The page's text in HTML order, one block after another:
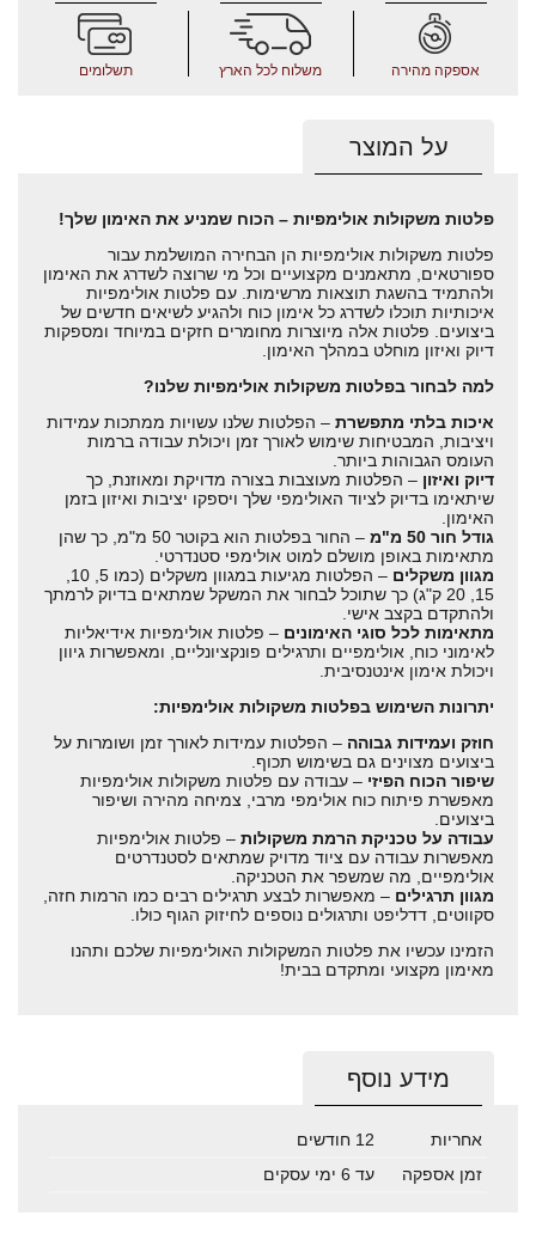
אספקה מהירה משלוח לכל הארץ תשלומים
על המוצר
פלטות משקולות אולימפיות – הכוח שמניע את האימון שלך!
פלטות משקולות אולימפיות הן הבחירה המושלמת עבור
ספורטאים, מתאמנים מקצועיים וכל מי שרוצה לשדרג את האימון
ולהתמיד בהשגת תוצאות מרשימות. עם פלטות אולימפיות
איכותיות תוכלו לשדרג כל אימון כוח ולהגיע לשיאים חדשים של
ביצועים. פלטות אלה מיוצרות מחומרים חזקים במיוחד ומספקות
דיוק ואיזון מוחלט במהלך האימון.
למה לבחור בפלטות משקולות אולימפיות שלנו?
איכות בלתי מתפשרת – הפלטות שלנו עשויות ממתכות עמידות
ויציבות, המבטיחות שימוש לאורך זמן ויכולת עבודה ברמות
העומס הגבוהות ביותר.
דיוק ואיזון – הפלטות מעוצבות בצורה מדויקת ומאוזנת, כך
שיתאימו בדיוק לציוד האולימפי שלך ויספקו יציבות ואיזון בזמן
האימון.
גודל חור 50 מ"מ
– החור בפלטות הוא בקוטר 50 מ"מ, כך שהן
מתאימות באופן מושלם למוט אולימפי סטנדרטי.
מגוון משקלים
– הפלטות מגיעות במגוון משקלים (כמו 5, 10,
15, 20 ק"ג) כך שתוכל לבחור את המשקל שמתאים בדיוק לרמתך
ולהתקדם בקצב אישי.
מתאימות לכל סוגי האימונים – פלטות אולימפיות אידיאליות
לאימוני כוח, אולימפיים ותרגילים פונקציונליים, ומאפשרות גיוון
ויכולת אימון אינטנסיבית.
יתרונות השימוש בפלטות משקולות אולימפיות:
חוזק ועמידות גבוהה – הפלטות עמידות לאורך זמן ושומרות על
ביצועים מצוינים גם בשימוש תכוף.
שיפור הכוח הפיזי – עבודה עם פלטות משקולות אולימפיות
מאפשרת פיתוח כוח אולימפי מרבי, צמיחה מהירה ושיפור
ביצועים.
עבודה על טכניקת הרמת משקולות – פלטות אולימפיות
מאפשרות עבודה עם ציוד מדויק שמתאים לסטנדרטים
אולימפיים, מה שמשפר את הטכניקה.
מגוון תרגילים – מאפשרות לבצע תרגילים רבים כמו הרמות חזה,
סקווטים, דדליפט ותרגולים נוספים לחיזוק הגוף כולו.
הזמינו עכשיו את פלטות המשקולות האולימפיות שלכם ותהנו
מאימון מקצועי ומתקדם בבית!
מידע נוסף
אחריות
12 חודשים
זמן אספקה
עד 6 ימי עסקים